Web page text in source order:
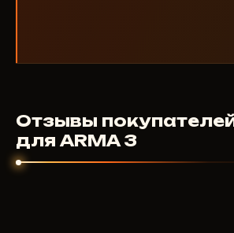
Отзывы
для ARMA 3